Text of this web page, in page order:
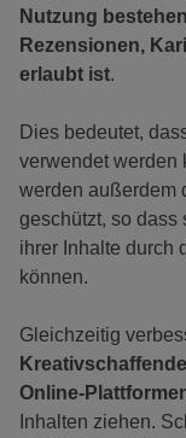
Nutzung
Rezensionen,
erlaubt ist.
Dies bedeutet,
verwendet werden
werden außerdem
geschützt, so dass
ihrer Inhalte durch
können.
Gleichzeitig
Online-
Inhalten ziehen.